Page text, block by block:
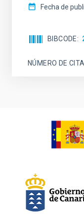
Fecha de
BIBCODE
NÚMERO DE